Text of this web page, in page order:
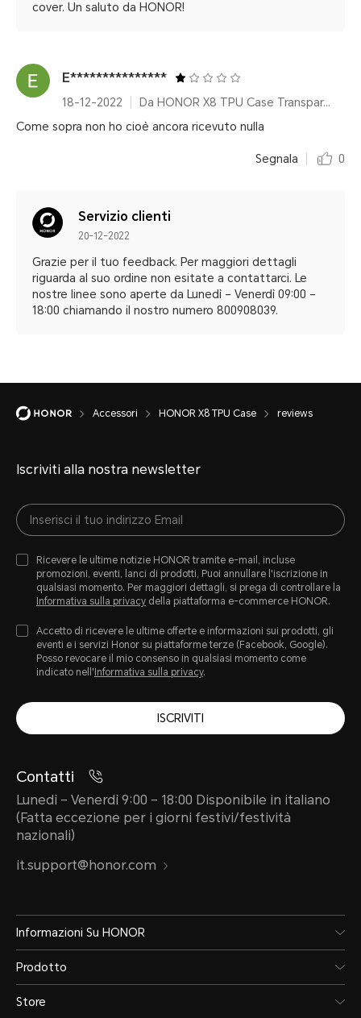
cover. Un saluto da HONOR!
E***************
18-12-2022
Da HONOR X8 TPU Case Transparent
Come sopra non ho cioè ancora ricevuto nulla
Segnala 0
Servizio clienti
20-12-2022
Grazie per il tuo feedback. Per maggiori dettagli
riguarda al suo ordine non esitate a contattarci. Le
nostre linee sono aperte da Lunedì – Venerdì 09:00 –
18:00 chiamando il nostro numero 800908039.
Accessori HONOR X8 TPU Case reviews
Iscriviti alla nostra newsletter
Ricevere le ultime notizie HONOR tramite e-mail, incluse
promozioni, eventi, lanci di prodotti, Puoi annullare l'iscrizione in
qualsiasi momento. Per maggiori dettagli, si prega di controllare la
Informativa sulla privacy della piattaforma e-commerce HONOR.
Accetto di ricevere le ultime offerte e informazioni sui prodotti, gli
eventi e i servizi Honor su piattaforme terze (Facebook, Google).
Posso revocare il mio consenso in qualsiasi momento come
indicato nell' Informativa sulla privacy.
ISCRIVITI
Contatti
Lunedì – Venerdì 9:00 – 18:00 Disponibile in italiano
(Fatta eccezione per i giorni festivi/festività
nazionali)
it.support@honor.com
Informazioni Su HONOR
Prodotto
Store